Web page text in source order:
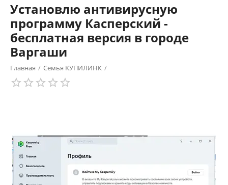
Установлю антивирусную
программу Касперский -
бесплатная версия в городе
Варгаши
Главная / Семья КУПИЛИНК /